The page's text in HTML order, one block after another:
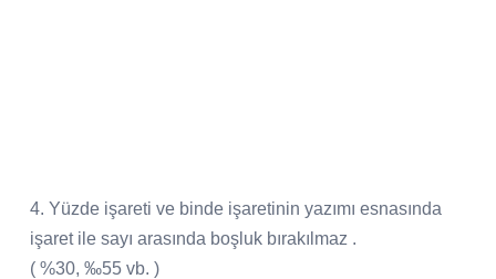
4. Yüzde işareti ve binde işaretinin yazımı esnasında
işaret ile sayı arasında boşluk bırakılmaz .
( %30, ‰55 vb. )